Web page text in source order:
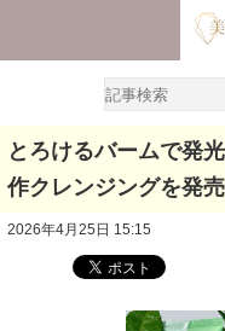
とろけるバームで発
作クレンジングを発売
2026年4月25日 15:15